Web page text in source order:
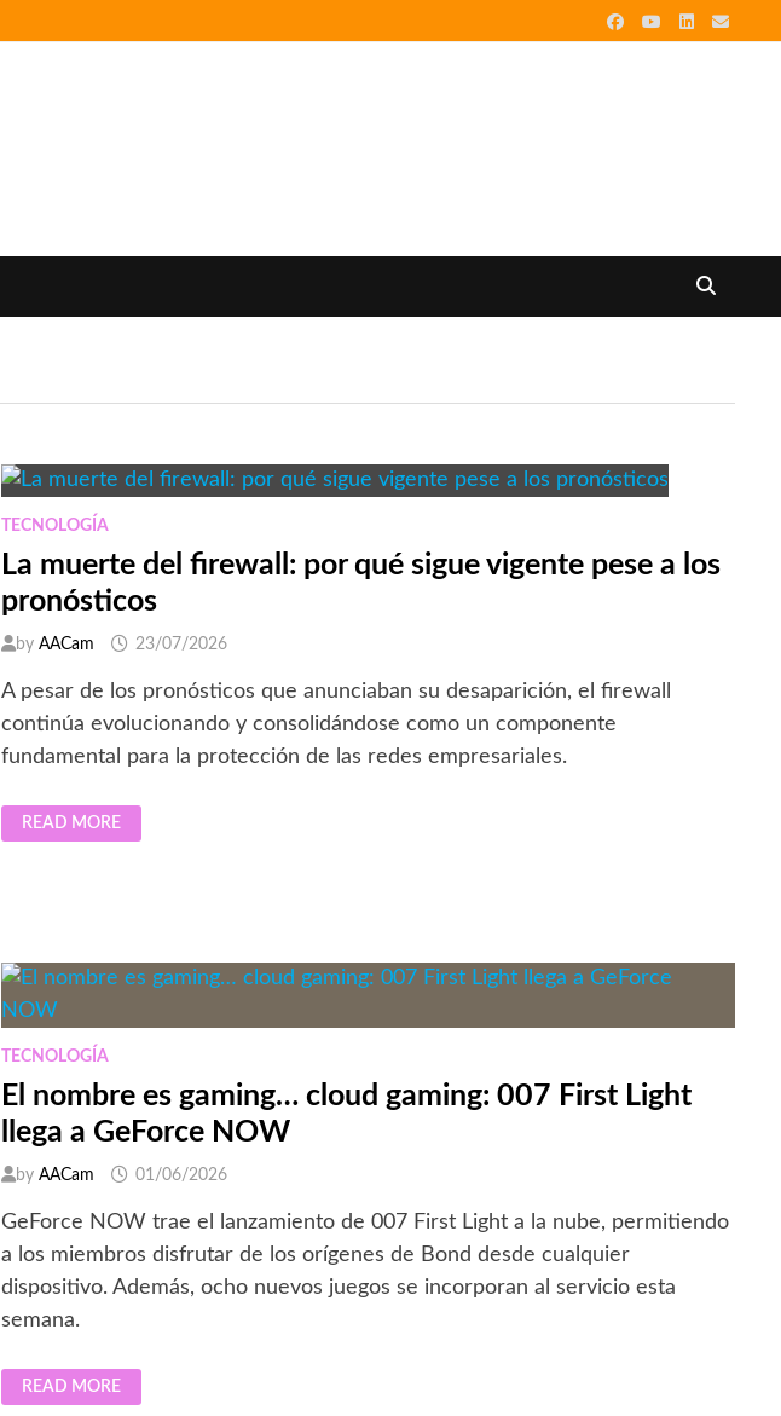
TECNOLOGÍA
La muerte del firewall: por qué sigue vigente pese a los
pronósticos
byAACam 23/07/2026
A pesar de los pronósticos que anunciaban su desaparición, el firewall
continúa evolucionando y consolidándose como un componente
fundamental para la protección de las redes empresariales.
LA
MUERTE
A
LOS
PRONÓSTICOS
READ MORE
TECNOLOGÍA
El nombre es gaming… cloud gaming: 007 First Light
llega a GeForce NOW
byAACam 01/06/2026
GeForce NOW trae el lanzamiento de 007 First Light a la nube, permitiendo
a los miembros disfrutar de los orígenes de Bond desde cualquier
dispositivo. Además, ocho nuevos juegos se incorporan al servicio esta
semana.
EL
NOMBRE
READ MORE